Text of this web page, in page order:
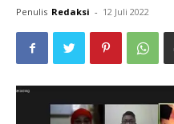
Penulis Redaksi - 12 Juli 2022